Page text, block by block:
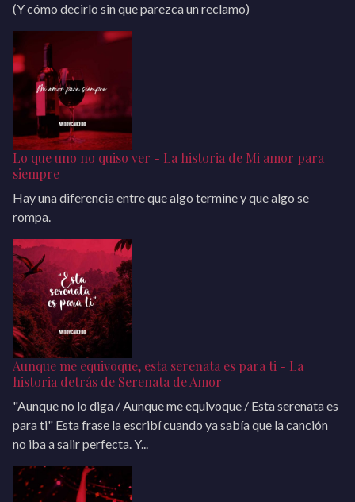
(Y cómo decirlo sin que parezca un reclamo)
Lo que uno no quiso ver - La historia de Mi amor para
siempre
Hay una diferencia entre que algo termine y que algo se
rompa.
Aunque me equivoque, esta serenata es para ti - La
historia detrás de Serenata de Amor
"Aunque no lo diga / Aunque me equivoque / Esta serenata es
para ti" Esta frase la escribí cuando ya sabía que la canción
no iba a salir perfecta. Y...